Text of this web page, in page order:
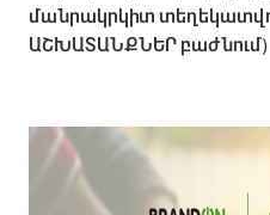
մանրակրկիտ
ԱՇԽԱՏԱՆՔՆԵՐ բաժնում)